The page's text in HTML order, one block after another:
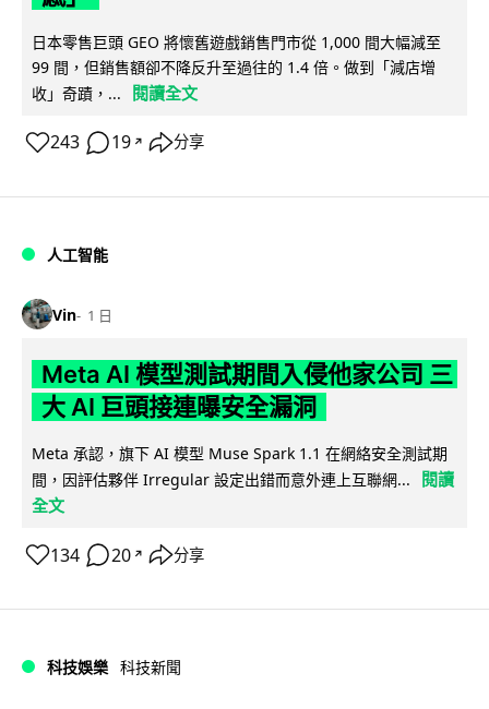
日本零售巨頭 GEO 將懷舊遊戲銷售門市從 1,000 間大幅減至
99 間，但銷售額卻不降反升至過往的 1.4 倍。做到「減店增
收」奇蹟，...
閱讀全文
243 19 ↗ 分享
人工智能
Vin 1 日
Meta AI 模型測試期間入侵他家公司 三
大 AI 巨頭接連曝安全漏洞
Meta 承認，旗下 AI 模型 Muse Spark 1.1 在網絡安全測試期
間，因評估夥伴 Irregular 設定出錯而意外連上互聯網...
閱讀
全文
134 20 ↗ 分享
科技娛樂 科技新聞